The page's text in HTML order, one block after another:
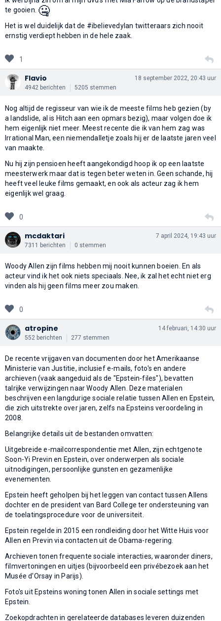
te gooien. 🤐
Het is wel duidelijk dat de #ibelievedylan twitteraars zich nooit
ernstig verdiept hebben in de hele zaak.
1
Flavio
4942 berichten 5205 stemmen
18 september 2022, 20:43 uur
Nog altijd de regisseur van wie ik de meeste films heb gezien (by
a landslide, al is Hitch aan een opmars bezig), maar volgen doe ik
hem eigenlijk niet meer. Meest recente die ik van hem zag was
Irrational Man, een niemendalletje zoals hij er de laatste jaren veel
van maakte.
Nu hij zijn pensioen heeft aangekondigd hoop ik op een laatste
meesterwerk maar dat is tegen beter weten in. Geen schande, hij
heeft veel leuke films gemaakt, en ook als acteur zag ik hem
eigenlijk wel graag.
0
mcdaktari
7311 berichten 0 stemmen
7 april 2024, 19:43 uur
Woody Allen zijn films hebben mij nooit kunnen boeien. En als
acteur vind ik het ook niets speciaals. Nee, ik zal het echt niet erg
vinden als hij geen films meer zou maken.
0
atropine
552 berichten 277 stemmen
14 februari, 14:30 uur
De recente vrijgaven van documenten door het Amerikaanse
Ministerie van Justitie, inclusief e-mails, foto's en andere
archieven (vaak aangeduid als de "Epstein-files"), bevatten
talrijke verwijzingen naar Woody Allen. Deze materialen
beschrijven een langdurige sociale relatie tussen Allen en Epstein,
die zich uitstrekte over jaren, zelfs na Epsteins veroordeling in
2008.
Belangrijke details uit de bestanden omvatten:
Uitgebreide e-mailcorrespondentie met Allen, zijn echtgenote
Soon-Yi Previn en Epstein, over onderwerpen als sociale
uitnodigingen, persoonlijke gunsten en gezamenlijke
evenementen.
Epstein heeft geholpen bij het leggen van contact tussen Allens
dochter en de president van Bard College ter ondersteuning van
de toelatingsprocedure voor de universiteit.
Epstein regelde in 2015 een rondleiding door het Witte Huis voor
Allen en Previn via contacten uit de Obama-regering.
Archieven tonen frequente sociale interacties, waaronder diners,
filmvertoningen en uitjes (bijvoorbeeld een privébezoek aan het
Musée d'Orsay in Parijs).
Foto's uit Epsteins woning tonen Allen in sociale settings met
Epstein.
Zoekopdrachten in gerelateerde databases leveren duizenden